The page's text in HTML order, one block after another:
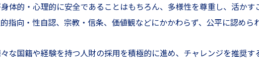
体的・心理的に安全であることはもちろん、多様性を尊重し、活か
指向・性自認、宗教・信条、価値観などにかかわらず、公平に認めら
な国籍や経験を持つ人財の採用を積極的に進め、チャレンジを推奨